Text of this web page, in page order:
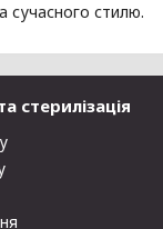
сучасного стилю.
стерилізація